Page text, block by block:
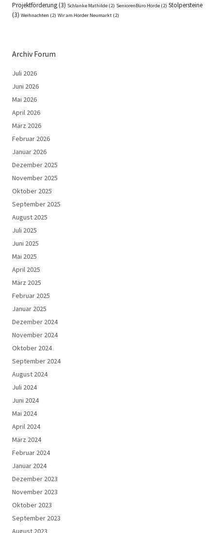
Projektförderung(3) Schlanke Mathilde (2) SeniorenBüro Hörde (2) Stolpersteine
(3) Weihnachten (2) Wir am Hörder Neumarkt (2)
Archiv Forum
Juli 2026
Juni 2026
Mai 2026
April 2026
März 2026
Februar 2026
Januar 2026
Dezember 2025
November 2025
Oktober 2025
September 2025
August 2025
Juli 2025
Juni 2025
Mai 2025
April 2025
März 2025
Februar 2025
Januar 2025
Dezember 2024
November 2024
Oktober 2024
September 2024
August 2024
Juli 2024
Juni 2024
Mai 2024
April 2024
März 2024
Februar 2024
Januar 2024
Dezember 2023
November 2023
Oktober 2023
September 2023
August 2023